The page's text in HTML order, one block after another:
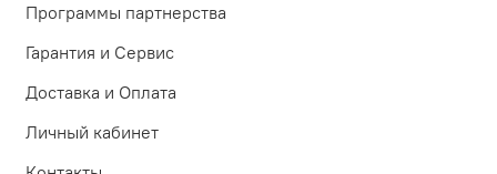
Программы партнерства
Гарантия и Сервис
Доставка и Оплата
Личный кабинет